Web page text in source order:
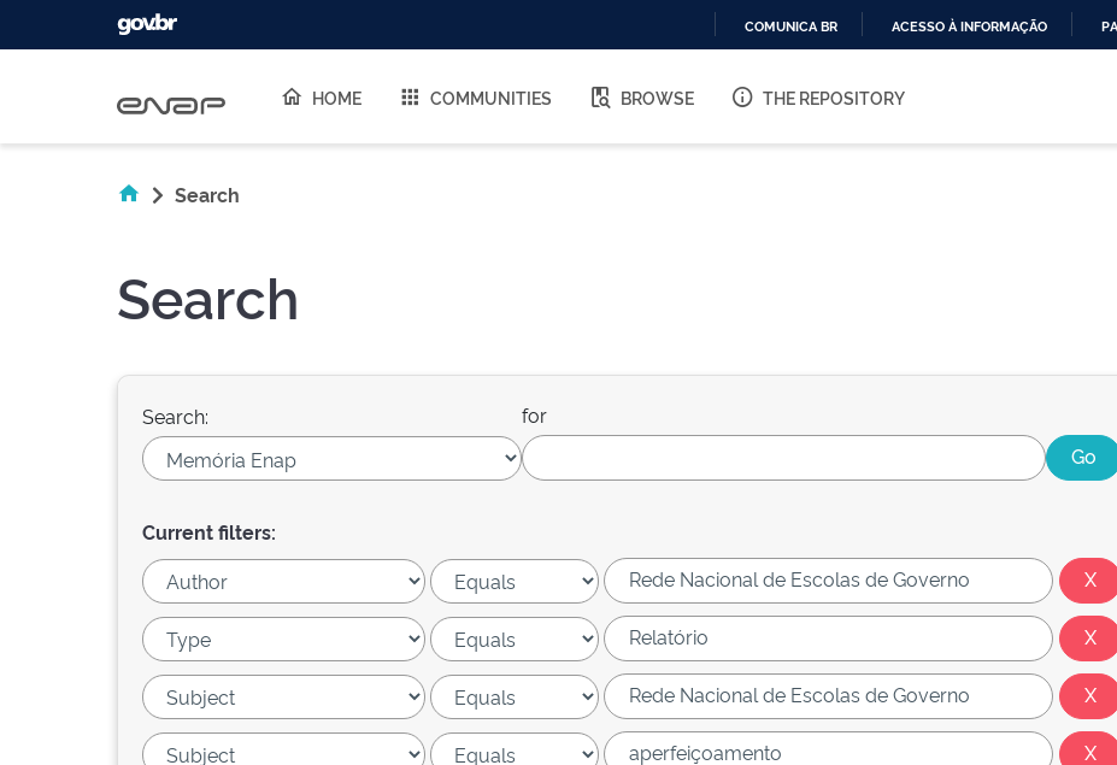
O
COMUNICA BR ACESSO À INFORMAÇÃO
HOME COMMUNITIES BROWSE THE REPOSITORY
Search
Search
Search: for
Current filters: